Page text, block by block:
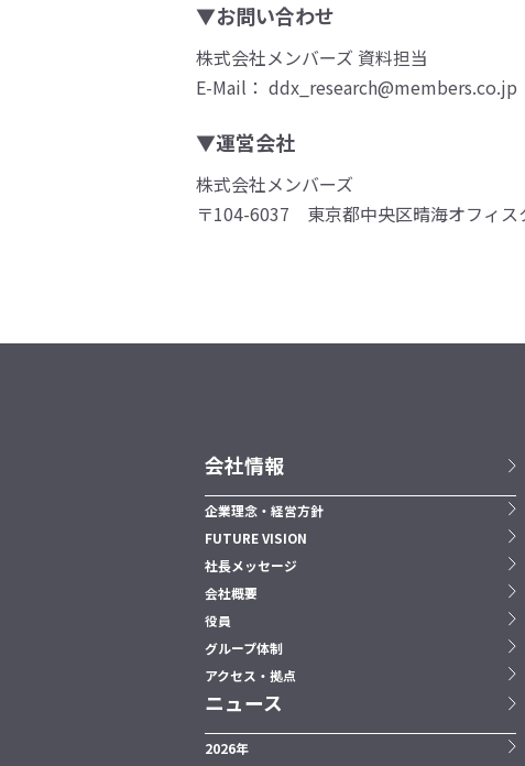
▼お問い合わせ
株式会社メンバーズ 資料担当
E-Mail： ddx_research@members.co.jp
▼運営会社
株式会社メンバーズ
〒104-6037 東京都中央区晴海オフィス
会社情報
企業理念・経営方針
FUTURE VISION
社長メッセージ
会社概要
役員
グループ体制
アクセス・拠点
ニュース
2026年